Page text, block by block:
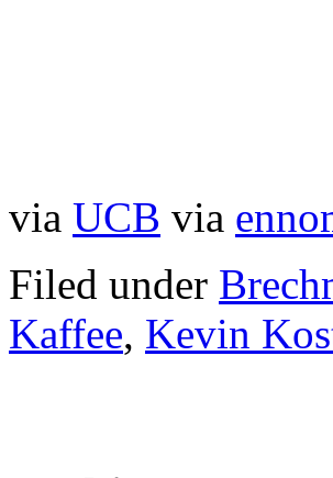
via UCB via
Filed under
Kaffee, Kevin